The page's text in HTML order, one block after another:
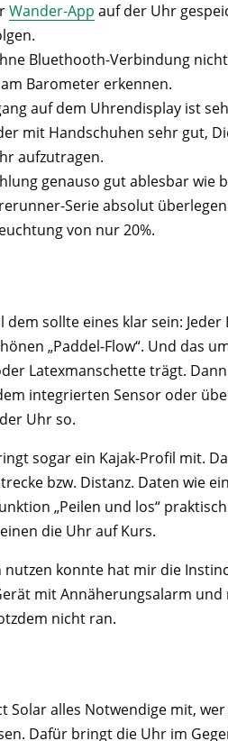
Wander-App auf der Uhr
Bluethooth-Verbindung
Barometer erkennen.
auf dem Uhrendisplay ist
mit Handschuhen sehr gut,
aufzutragen.
genauso gut ablesbar wie
Serie absolut
von nur 20%.
sollte eines klar sein: Jeder
„Paddel-Flow“. Und das
Latexmanschette trägt.
integrierten Sensor oder
Uhr so.
sogar ein Kajak-Profil mit.
bzw. Distanz. Daten wie
„Peilen und los“
die Uhr auf Kurs.
konnte hat mir die
mit Annäherungsalarm
nicht ran.
Solar alles Notwendige mit,
Dafür bringt die Uhr im